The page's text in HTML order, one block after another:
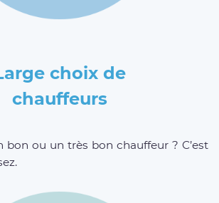
choix de
chauffeurs
bon ou un très bon chauffeur ? C’est